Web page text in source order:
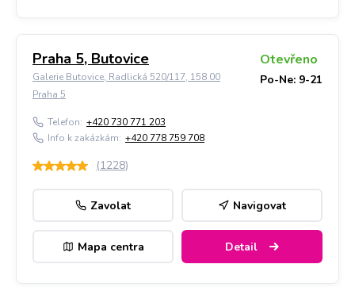
Praha 5, Butovice
Galerie Butovice, Radlická 520/117, 158 00
Praha 5
Otevřeno
Po-Ne: 9-21
Telefon: +420 730 771 203
Info k zakázkám: +420 778 759 708
(1228)
Zavolat Navigovat
Mapa centra Detail